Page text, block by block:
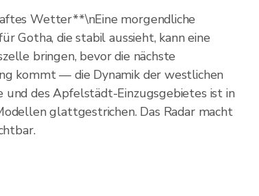
Wetter**\nEine morgendliche
Gotha, die stabil aussieht, kann eine
bringen, bevor die nächste
kommt — die Dynamik der westlichen
und des Apfelstädt-Einzugsgebietes ist in
glattgestrichen. Das Radar macht